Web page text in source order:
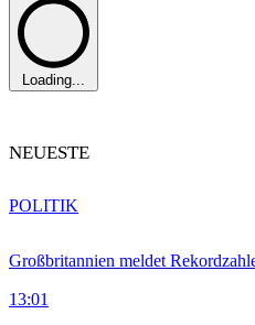
Loading...
NEUESTE
Großbritannien meldet
13:01
POLITIK